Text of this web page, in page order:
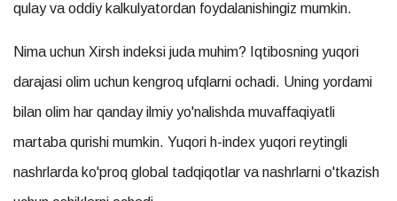
qulay va oddiy kalkulyatordan foydalanishingiz mumkin.
Nima uchun Xirsh indeksi juda muhim? Iqtibosning yuqori
darajasi olim uchun kengroq ufqlarni ochadi. Uning yordami
bilan olim har qanday ilmiy yo'nalishda muvaffaqiyatli
martaba qurishi mumkin. Yuqori h-index yuqori reytingli
nashrlarda ko'proq global tadqiqotlar va nashrlarni o'tkazish